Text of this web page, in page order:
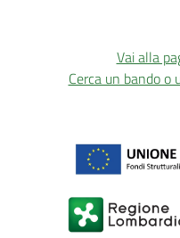
Vai alla
Cerca un bando o